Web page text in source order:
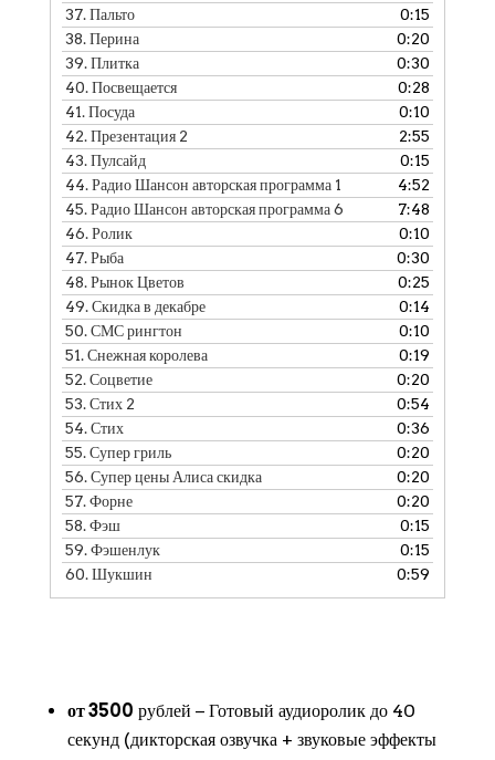
37.Пальто
0:15
38.Перина
0:20
39.Плитка
0:30
40.Посвещается
0:28
41.Посуда
0:10
42.Презентация 2
2:55
43.Пулсайд
0:15
44.Радио Шансон авторская программа 1
4:52
45.Радио Шансон авторская программа 6
7:48
46.Ролик
0:10
47.Рыба
0:30
48.Рынок Цветов
0:25
49.Скидка в декабре
0:14
50.СМС рингтон
0:10
51.Снежная королева
0:19
52.Соцветие
0:20
53.Стих 2
0:54
54.Стих
0:36
55.Супер гриль
0:20
56.Супер цены Алиса скидка
0:20
57.Форне
0:20
58.Фэш
0:15
59.Фэшенлук
0:15
60.Шукшин 0:59
от 3500 рублей − Готовый аудиоролик до 40
секунд (дикторская озвучка + звуковые эффекты